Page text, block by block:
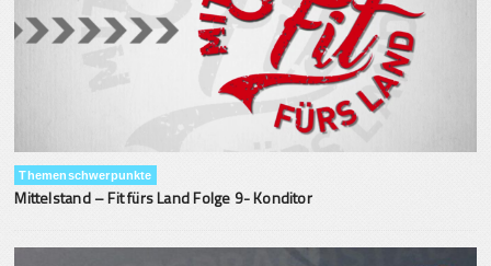
Themenschwerpunkte
Mittelstand – Fit fürs Land Folge 9- Konditor